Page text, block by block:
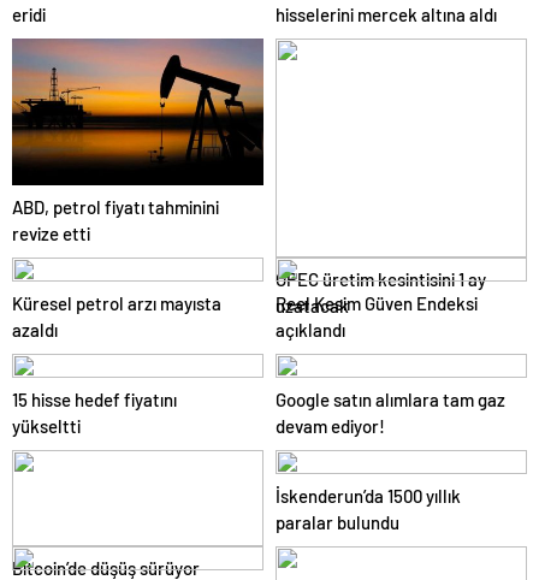
eridi
hisselerini mercek altına aldı
ABD, petrol fiyatı tahminini
revize etti
OPEC üretim kesintisini 1 ay
uzatacak
Küresel petrol arzı mayısta
azaldı
Reel Kesim Güven Endeksi
açıklandı
15 hisse hedef fiyatını
yükseltti
Google satın alımlara tam gaz
devam ediyor!
Bitcoin’de düşüş sürüyor
İskenderun’da 1500 yıllık
paralar bulundu